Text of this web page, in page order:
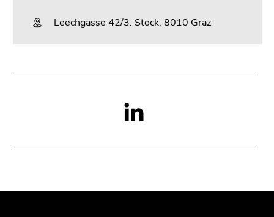
Leechgasse 42/3. Stock, 8010 Graz